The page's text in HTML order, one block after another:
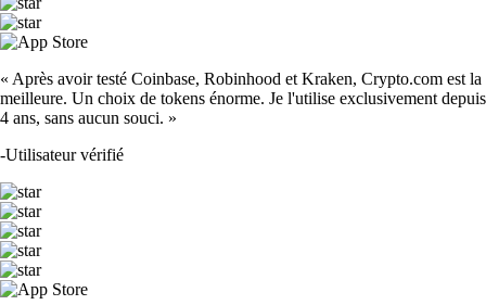
« Après avoir testé Coinbase, Robinhood et Kraken, Crypto.com est la
meilleure. Un choix de tokens énorme. Je l'utilise exclusivement depuis
4 ans, sans aucun souci. »
-Utilisateur vérifié